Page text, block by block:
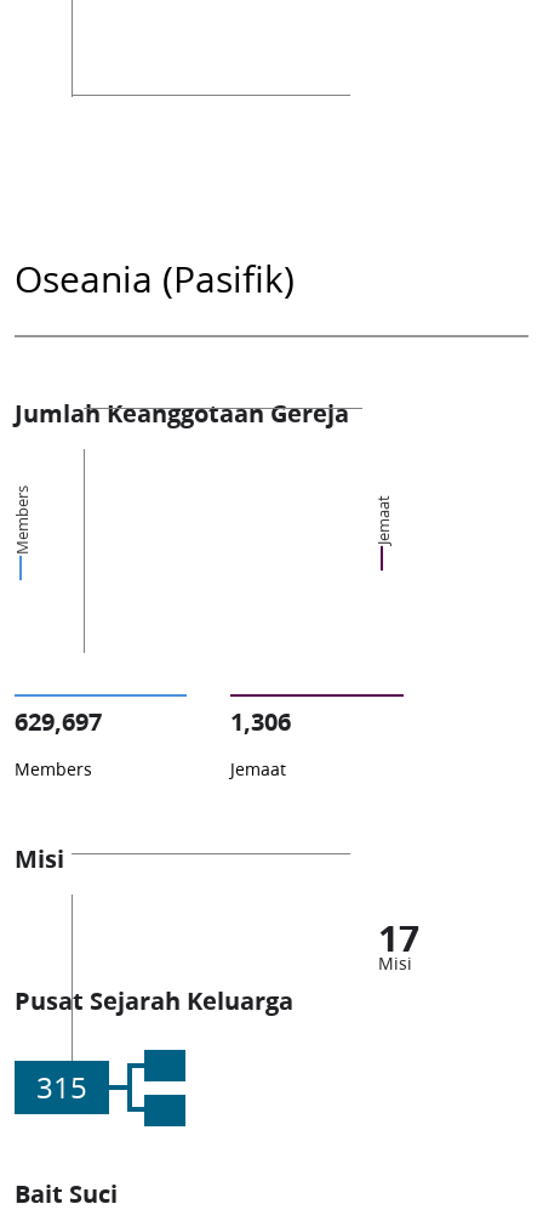
Oseania (Pasifik)
Jumlah Keanggotaan Gereja
Members Jemaat
629,697
Members
1,306
Jemaat
Misi
17
Misi
Pusat Sejarah Keluarga
315
Bait Suci